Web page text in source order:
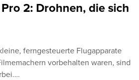
2: Drohnen, die sich
ferngesteuerte Flugapparate
vorbehalten waren, sind